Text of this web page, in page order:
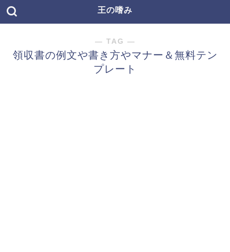
王の嗜み
― TAG ―
領収書の例文や書き方やマナー＆無料テン
プレート